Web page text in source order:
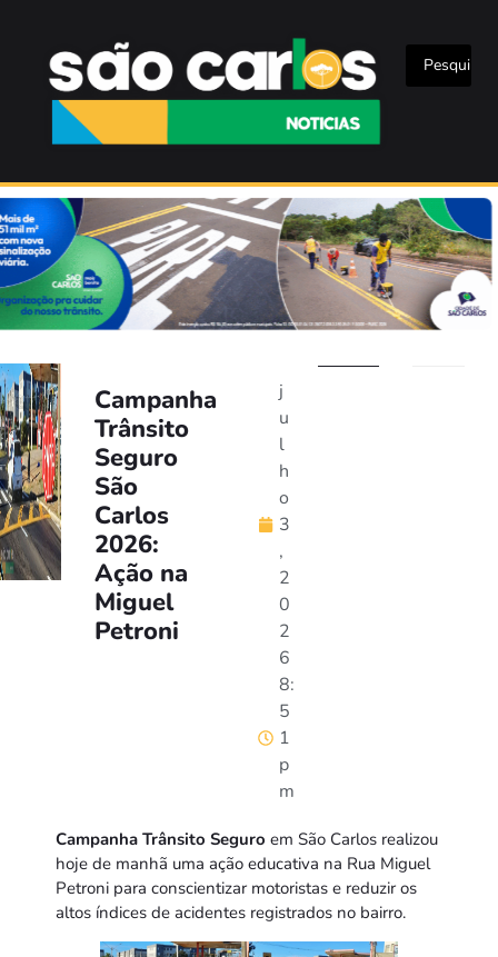
Campanha
Trânsito
Seguro
São
Carlos
2026:
Ação na
Miguel
Petroni
j
u
l
h
o
3
,
2
0
2
6
8:
5
1
p
m
Campanha Trânsito Seguro em São Carlos realizou
hoje de manhã uma ação educativa na Rua Miguel
Petroni para conscientizar motoristas e reduzir os
altos índices de acidentes registrados no bairro.